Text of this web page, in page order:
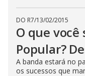
DO R7/13/02/2015
O que você
Popular?
A banda estará no
os sucessos que